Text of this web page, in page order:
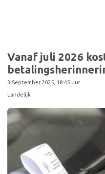
Vanaf juli 2026
3 September 2025, 18:45 uur
Landelijk